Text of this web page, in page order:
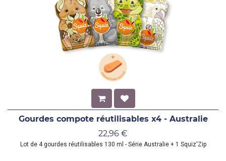
Gourdes compote réutilisables x4 - Australie
22,96 €
Lot de 4 gourdes réutilisables 130 ml - Série Australie + 1 Squiz'Zip